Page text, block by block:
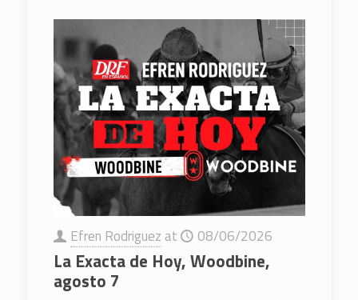
Efren Rodriguez at 08/06/2026
La Exacta de Hoy, Woodbine,
agosto 7